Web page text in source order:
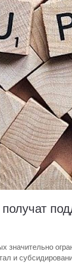
значительно
и